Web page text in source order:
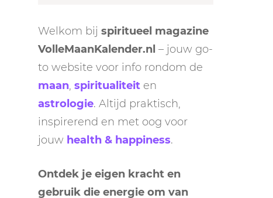
Welkom bij spiritueel magazine
VolleMaanKalender.nl – jouw go-
to website voor info rondom de
maan, spiritualiteit en
astrologie. Altijd praktisch,
inspirerend en met oog voor
jouw health & happiness.
Ontdek je eigen kracht en
gebruik die energie om van